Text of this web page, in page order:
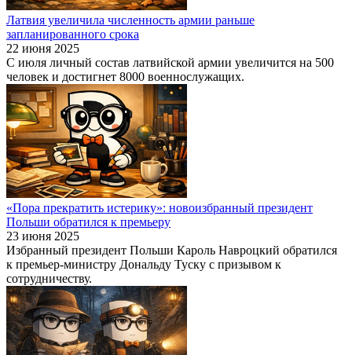
Латвия увеличила численность армии раньше
запланированного срока
22 июня 2025
С июля личный состав латвийской армии увеличится на 500
человек и достигнет 8000 военнослужащих.
«Пора прекратить истерику»: новоизбранный президент
Польши обратился к премьеру
23 июня 2025
Избранный президент Польши Кароль Навроцкий обратился
к премьер-министру Дональду Туску с призывом к
сотрудничеству.